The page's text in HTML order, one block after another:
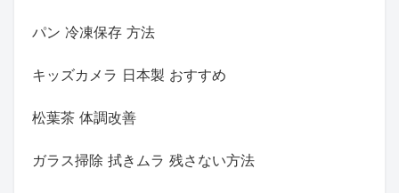
パン 冷凍保存 方法
キッズカメラ 日本製 おすすめ
松葉茶 体調改善
ガラス掃除 拭きムラ 残さない方法